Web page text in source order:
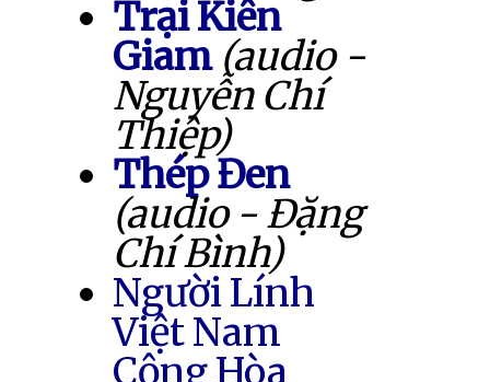
Trại Kiên
Giam (audio -
Nguyễn Chí
Thiệp)
Thép Đen
(audio - Đặng
Chí Bình)
Người Lính
Việt Nam
Cộng Hòa